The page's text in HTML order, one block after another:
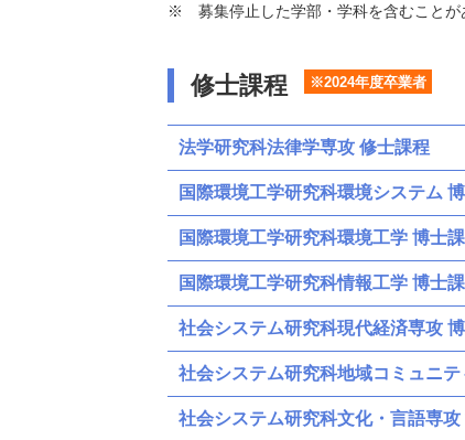
募集停止した学部・学科を含むことが
修士課程 ※2024年度卒業者
法学研究科法律学専攻 修士課程
国際環境工学研究科環境システム
国際環境工学研究科環境工学 博士
国際環境工学研究科情報工学 博士
社会システム研究科現代経済専攻
社会システム研究科地域コミュニ
社会システム研究科文化・言語専